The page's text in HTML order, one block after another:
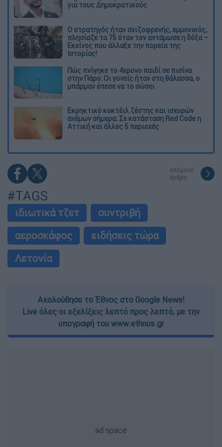
για τους Δημοκρατικούς
O στρατηγός ήταν σχιζοφρενής, εμμονικός,
πλησίαζε τα 75 όταν τον αντάμωσε η δόξα –
Εκείνος που άλλαξε την πορεία της
Ιστορίας!
Πώς πνίγηκε το 4χρονο παιδί σε πισίνα
στην Πάρο: Οι γονείς ήταν στη θάλασσα, ο
μπάρμαν έπεσε να το σώσει
Εκρηκτικό κοκτέιλ ζέστης και ισχυρών
ανέμων σήμερα: Σε κατάσταση Red Code η
Αττική και άλλες 5 περιοχές
επόμενο
άρθρο
#TAGS
ιδιωτικά τζετ
συντριβή
αεροσκάφος
ειδήσεις τώρα
Λετονία
Ακολούθησε το Έθνος στο Google News!
Live όλες οι εξελίξεις λεπτό προς λεπτό, με την
υπογραφή του www.ethnos.gr